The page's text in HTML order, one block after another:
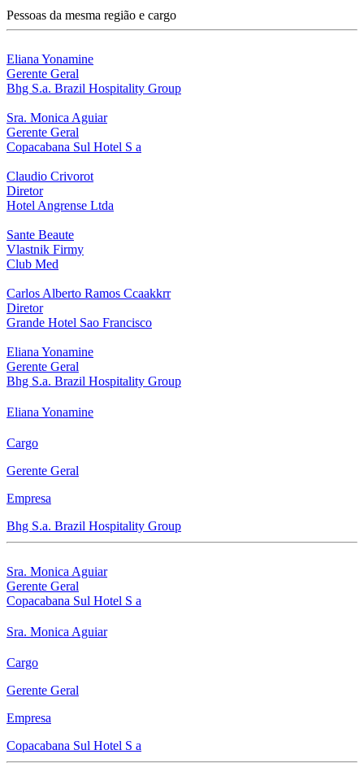
Pessoas da mesma região e cargo
Eliana Yonamine
Gerente Geral
Bhg S.a. Brazil Hospitality Group
Sra. Monica Aguiar
Gerente Geral
Copacabana Sul Hotel S a
Claudio Crivorot
Diretor
Hotel Angrense Ltda
Sante Beaute
Vlastnik Firmy
Club Med
Carlos Alberto Ramos Ccaakkrr
Diretor
Grande Hotel Sao Francisco
Eliana Yonamine
Gerente Geral
Bhg S.a. Brazil Hospitality Group
Eliana Yonamine
Cargo
Gerente Geral
Empresa
Bhg S.a. Brazil Hospitality Group
Sra. Monica Aguiar
Gerente Geral
Copacabana Sul Hotel S a
Sra. Monica Aguiar
Cargo
Gerente Geral
Empresa
Copacabana Sul Hotel S a